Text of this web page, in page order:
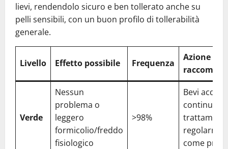
lievi, rendendolo sicuro e ben tollerato anche su
pelli sensibili, con un buon profilo di tollerabilità
generale.
Livello Effetto possibile Frequenza
Azione
Verde
Nessun
problema o
leggero
formicolio/freddo
fisiologico
>98%
Bevi acqua
continua il
come